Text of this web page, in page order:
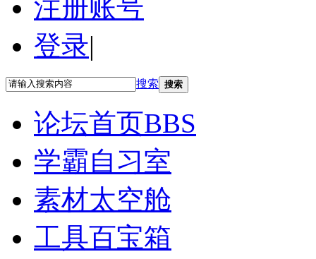
注册账号
登录|
搜索 搜索
论坛首页BBS
学霸自习室
素材太空舱
工具百宝箱